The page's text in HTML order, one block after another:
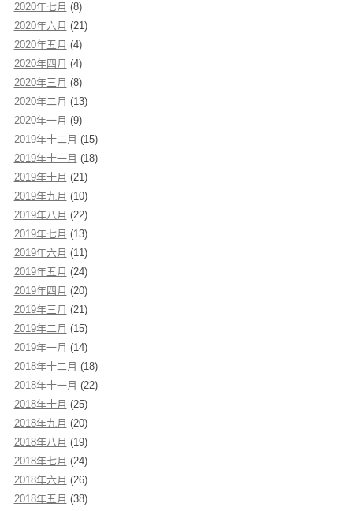
2020年七月 (8)
2020年六月 (21)
2020年五月 (4)
2020年四月 (4)
2020年三月 (8)
2020年二月 (13)
2020年一月 (9)
2019年十二月 (15)
2019年十一月 (18)
2019年十月 (21)
2019年九月 (10)
2019年八月 (22)
2019年七月 (13)
2019年六月 (11)
2019年五月 (24)
2019年四月 (20)
2019年三月 (21)
2019年二月 (15)
2019年一月 (14)
2018年十二月 (18)
2018年十一月 (22)
2018年十月 (25)
2018年九月 (20)
2018年八月 (19)
2018年七月 (24)
2018年六月 (26)
2018年五月 (38)